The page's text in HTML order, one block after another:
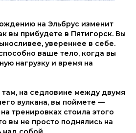
на Эльбрус изменит
вы прибудете в Пятигорск. Вы
увереннее в себе.
ваше тело, когда вы
нагрузку и время на
на седловине между двумя
вулкана, вы поймете —
тренировках стоила этого
вы не просто поднялись на